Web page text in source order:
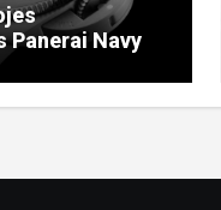
Panerai Navy